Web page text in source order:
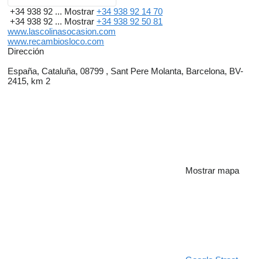
+34 938 92 ... Mostrar +34 938 92 14 70
+34 938 92 ... Mostrar +34 938 92 50 81
www.lascolinasocasion.com
www.recambiosloco.com
Dirección
España, Cataluña, 08799 , Sant Pere Molanta, Barcelona, BV-
2415, km 2
Mostrar mapa